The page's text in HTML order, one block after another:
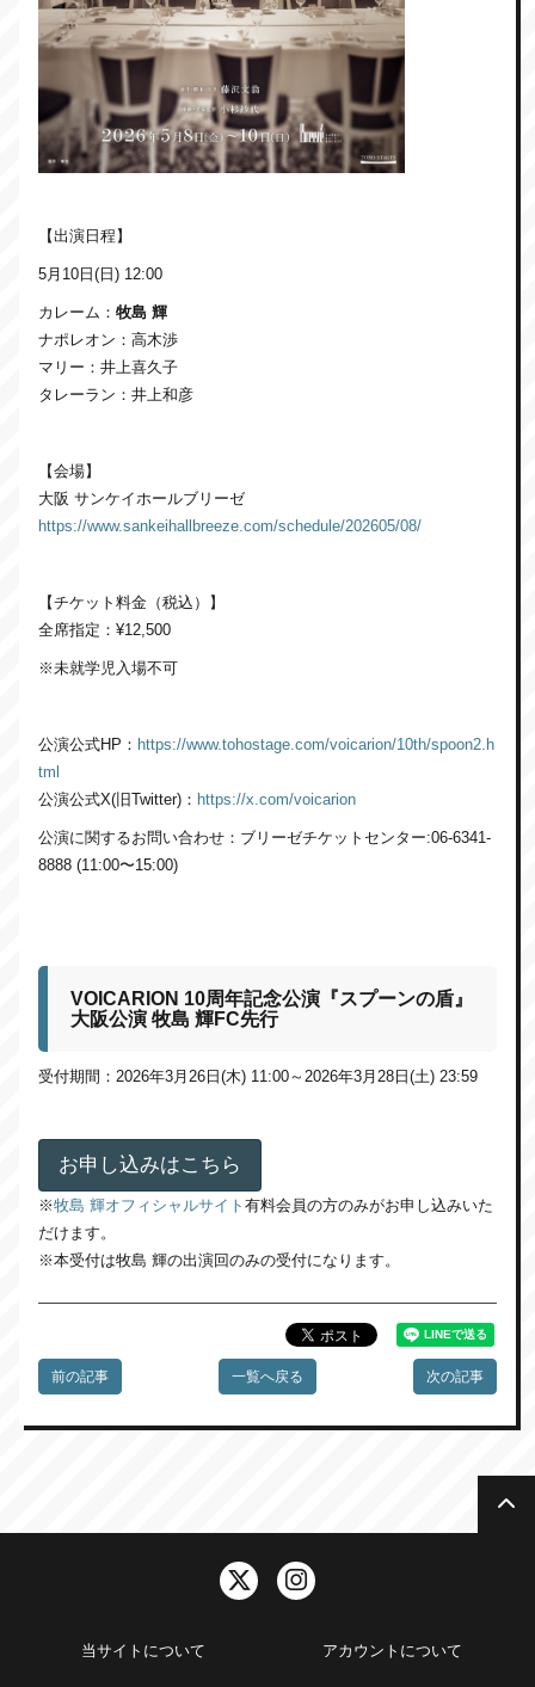
【出演日程】
5月10日(日) 12:00
カレーム： 牧島 輝
ナポレオン：高木渉
マリー：井上喜久子
タレーラン：井上和彦
【会場】
大阪 サンケイホールブリーゼ
https://www.sankeihallbreeze.com/schedule/202605/08/
【チケット料金（税込）】
全席指定：¥12,500
※未就学児入場不可
公演公式HP： https://www.tohostage.com/voicarion/10th/spoon2.h
tml
公演公式X(旧Twitter)： https://x.com/voicarion
公演に関するお問い合わせ：ブリーゼチケットセンター:06-6341-
8888 (11:00〜15:00)
VOICARION 10周年記念公演『スプーンの盾』
大阪公演 牧島 輝FC先行
受付期間：2026年3月26日(木) 11:00～2026年3月28日(土) 23:59
お申し込みはこちら
※牧島 輝オフィシャルサイト 有料会員の方のみがお申し込みいた
だけます。
※本受付は牧島 輝の出演回のみの受付になります。
前の記事 一覧へ戻る 次の記事
当サイトについて アカウントについて